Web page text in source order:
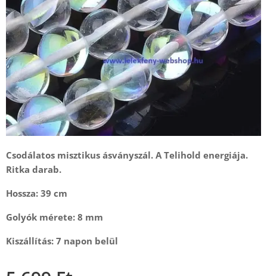
Csodálatos misztikus ásványszál. A Telihold energiája.
Ritka darab.
Hossza: 39 cm
Golyók mérete: 8 mm
Kiszállítás: 7 napon belül